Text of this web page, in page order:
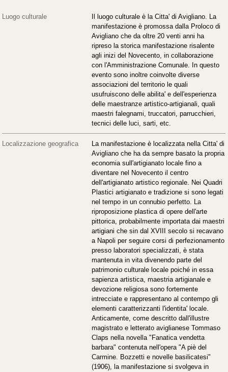
Luogo culturale
Il luogo culturale è la Citta' di Avigliano. La
manifestazione è promossa dalla Proloco di
Avigliano che da oltre 20 venti anni ha
ripreso la storica manifestazione risalente
agli inizi del Novecento, in collaborazione
con l'Amministrazione Comunale. In questo
evento sono inoltre coinvolte diverse
associazioni del territorio le quali
usufruiscono delle abilita' e dell'esperienza
delle maestranze artistico-artigianali, quali
maestri falegnami, truccatori, parrucchieri,
tecnici delle luci, sarti, etc.
Localizzazione geografica
La manifestazione è localizzata nella Citta' di
Avigliano che ha da sempre basato la propria
economia sull'artigianato locale fino a
diventare nel Novecento il centro
dell'artigianato artistico regionale. Nei Quadri
Plastici artigianato e tradizione si sono legati
nel tempo in un connubio perfetto. La
riproposizione plastica di opere dell'arte
pittorica, probabilmente importata dai maestri
artigiani che sin dal XVIII secolo si recavano
a Napoli per seguire corsi di perfezionamento
presso laboratori specializzati, è stata
mantenuta in vita divenendo parte del
patrimonio culturale locale poiché in essa
sapienza artistica, maestria artigianale e
devozione religiosa sono fortemente
intrecciate e rappresentano al contempo gli
elementi caratterizzanti l'identita' locale.
Anticamente, come descritto dall'illustre
magistrato e letterato aviglianese Tommaso
Claps nella novella "Fanatica vendetta
barbara" contenuta nell'opera "A piè del
Carmine. Bozzetti e novelle basilicatesi"
(1906), la manifestazione si svolgeva in